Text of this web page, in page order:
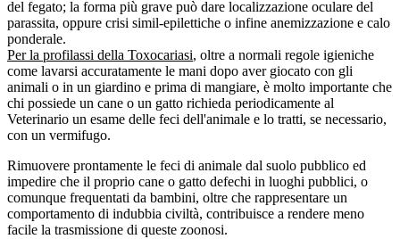
del fegato; la forma più grave può dare localizzazione oculare del
parassita, oppure crisi simil-epilettiche o infine anemizzazione e calo
ponderale.
Per la profilassi della Toxocariasi, oltre a normali regole igieniche
come lavarsi accuratamente le mani dopo aver giocato con gli
animali o in un giardino e prima di mangiare, è molto importante che
chi possiede un cane o un gatto richieda periodicamente al
Veterinario un esame delle feci dell'animale e lo tratti, se necessario,
con un vermifugo.
Rimuovere prontamente le feci di animale dal suolo pubblico ed
impedire che il proprio cane o gatto defechi in luoghi pubblici, o
comunque frequentati da bambini, oltre che rappresentare un
comportamento di indubbia civiltà, contribuisce a rendere meno
facile la trasmissione di queste zoonosi.